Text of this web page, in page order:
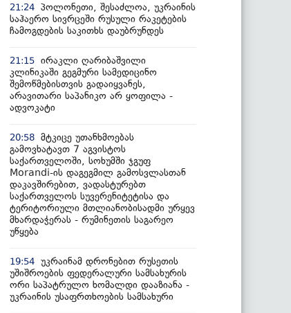
21:24 პოლონეთი, შესაძლოა, უკრაინის
საჰაერო სივრცეში რუსული რაკეტების
ჩამოგდების საკითხს დაუბრუნდეს
21:15 ირაკლი ღარიბაშვილი
კლინიკაში გეგმური სამედიცინო
შემოწმებისთვის გადაიყვანეს,
არავითარი საპანიკო არ ყოფილა -
ადვოკატი
20:58 მტკიცე უთანხმოებას
გამოვხატავთ 7 აგვისტოს
საქართველოში, სოხუმში ჯგუფ
Morandi-ის დაგეგმილ გამოსვლასთან
დაკავშირებით, ვადასტურებთ
საქართველოს სუვერენიტეტისა და
ტერიტორიული მთლიანობისადმი ურყევ
მხარდაჭერას - რუმინეთის საგარეო
უწყება
19:54 უკრაინამ დრონებით რუსეთის
უშიშროების ფედერალური სამსახურის
ორი საპატრულო ხომალდი დააზიანა -
უკრაინის უსაფრთხოების სამსახური